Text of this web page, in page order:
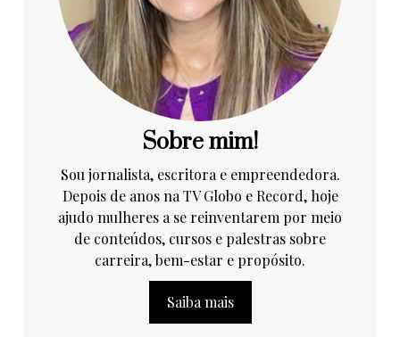
Sobre mim!
Sou jornalista, escritora e empreendedora.
Depois de anos na TV Globo e Record, hoje
ajudo mulheres a se reinventarem por meio
de conteúdos, cursos e palestras sobre
carreira, bem-estar e propósito.
Saiba mais